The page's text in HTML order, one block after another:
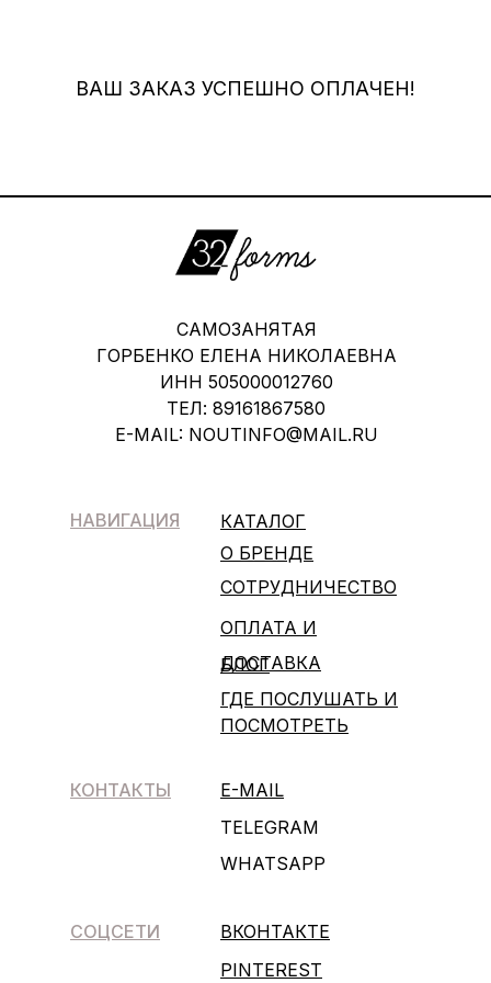
ВАШ ЗАКАЗ УСПЕШНО ОПЛАЧЕН!
САМОЗАНЯТАЯ
ГОРБЕНКО ЕЛЕНА НИКОЛАЕВНА
ИНН 505000012760
ТЕЛ: 89161867580
E-MAIL: NOUTINFO@MAIL.RU
КАТАЛОГ
НАВИГАЦИЯ
КОНТАКТЫ
СОЦСЕТИ
ОПЛАТА И
ДОСТАВКА
СОТРУДНИЧЕСТВО
О БРЕНДЕ
БЛОГ
E-MAIL
TELEGRAM
WHATSAPP
ВКОНТАКТЕ
PINTEREST
ГДЕ ПОСЛУШАТЬ И
ПОСМОТРЕТЬ